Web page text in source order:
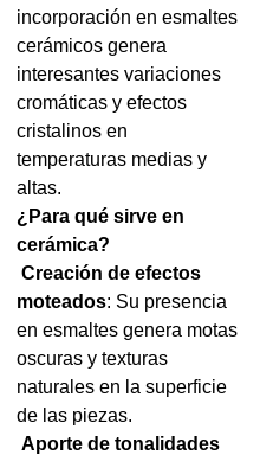
incorporación en esmaltes
cerámicos genera
interesantes variaciones
cromáticas y efectos
cristalinos en
temperaturas medias y
altas.
¿Para qué sirve en
cerámica?
Creación de efectos
moteados: Su presencia
en esmaltes genera motas
oscuras y texturas
naturales en la superficie
de las piezas.
Aporte de tonalidades